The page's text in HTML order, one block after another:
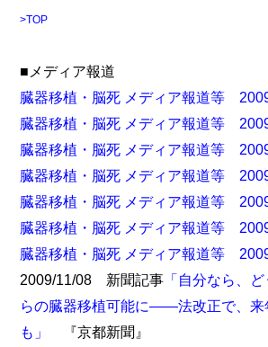
>TOP
■メディア報道
臓器移植・脳死 メディア報道等
臓器移植・脳死 メディア報道等
臓器移植・脳死 メディア報道等
臓器移植・脳死 メディア報道等
臓器移植・脳死 メディア報道等
臓器移植・脳死 メディア報道等
臓器移植・脳死 メディア報道等
2009/11/08 新聞記事 「自分なら、
らの臓器移植可能に――法改正で、来
も」
『京都新聞』